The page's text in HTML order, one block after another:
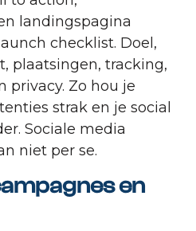
landingspagina
checklist. Doel,
plaatsingen, tracking,
privacy. Zo hou je
strak en je social
Sociale media
niet per se.
en